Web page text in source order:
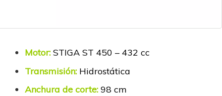
Motor: STIGA ST 450 – 432 cc
Transmisión: Hidrostática
Anchura de corte: 98 cm